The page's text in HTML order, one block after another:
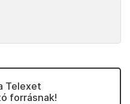
Telexet
forrásnak!